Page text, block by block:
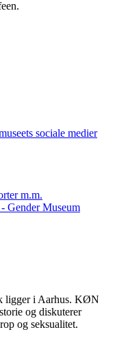
sociale medier
m.m.
Gender Museum
ligger i Aarhus. KØN
og diskuterer
og seksualitet.